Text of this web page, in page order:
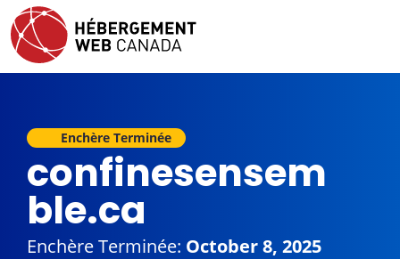
Enchère Terminée
confinesensem
ble.ca
Enchère Terminée: October 8, 2025